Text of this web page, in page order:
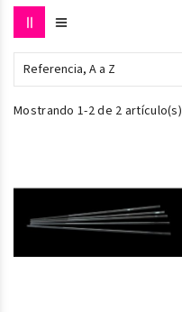
Referencia, A a Z
Mostrando 1-2 de 2 artículo(s)